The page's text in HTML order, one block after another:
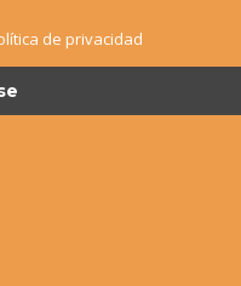
de privacidad